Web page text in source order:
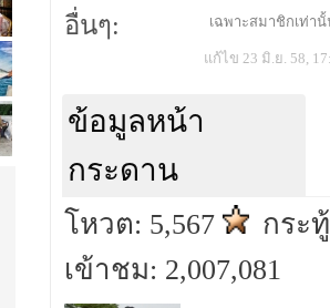
อื่นๆ: เฉพาะสมาชิกเท่า
แก้ไข 23 มิ.ย. 58,
ข้อมูลหน้า
กระดาน
โหวต: 5,567
กระ
เข้าชม: 2,007,081